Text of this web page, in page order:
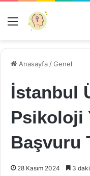
Menü
Anasayfa /Genel
İstanbul
Psikoloji
Başvuru
28 Kasım 2024 3